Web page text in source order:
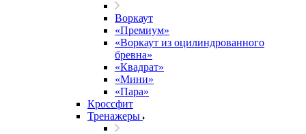
Воркаут
«Премиум»
«Воркаут из оцилиндрованного
бревна»
«Квадрат»
«Мини»
«Пара»
Кроссфит
Тренажеры